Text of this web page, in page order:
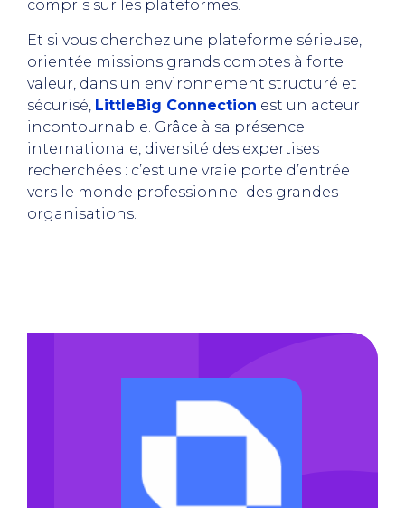
compris sur les plateformes.
Et si vous cherchez une plateforme sérieuse,
orientée missions grands comptes à forte
valeur, dans un environnement structuré et
sécurisé, LittleBig Connection est un acteur
incontournable. Grâce à sa présence
internationale, diversité des expertises
recherchées : c’est une vraie porte d’entrée
vers le monde professionnel des grandes
organisations.